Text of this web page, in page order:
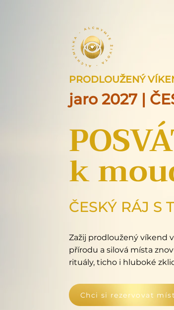
PRODLOUŽENÝ
jaro 2027 |
k
ČESKÝ RÁJ S
Zažij prodloužený víkend
přírodu a silová místa
rituály, ticho i hluboké
Chci si rezervovat